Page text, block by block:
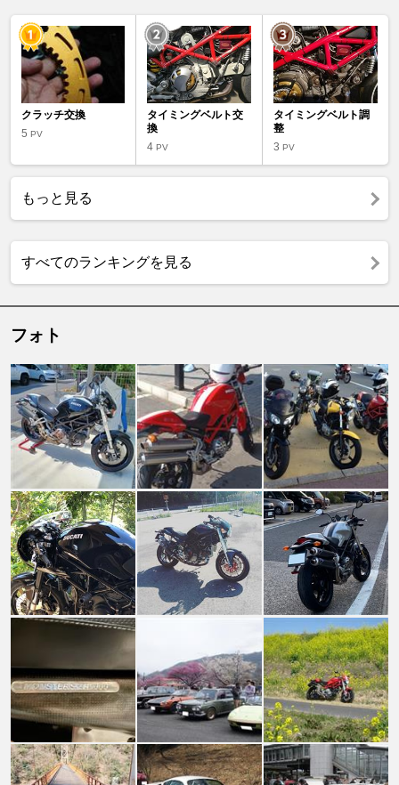
クラッチ交換
5 PV
タイミングベルト交
換
4PV
タイミングベルト調
整
3 PV
もっと見る
すべてのランキングを見る
フォト